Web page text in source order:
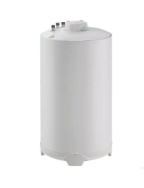
paraméterek alapján!